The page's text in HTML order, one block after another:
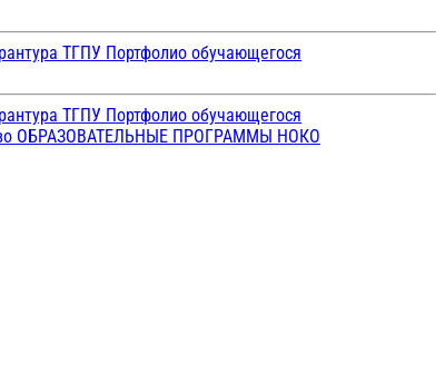
ТГПУ Портфолио обучающегося
ТГПУ Портфолио обучающегося
ОБРАЗОВАТЕЛЬНЫЕ ПРОГРАММЫ НОКО